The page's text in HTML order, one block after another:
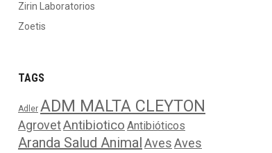
Zirin Laboratorios
Zoetis
TAGS
Adler ADM MALTA CLEYTON
AgrovetAntibiotico Antibióticos
Aranda Salud AnimalAvesAves